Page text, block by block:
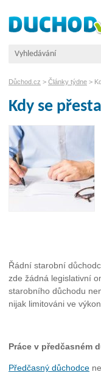
Důchod.cz > Články týdne >
Kdy se
Řádní starobní
zde žádná legislativní
starobního důchodu
nijak limitováni ve
Práce v předčasném
Předčasný důchodce